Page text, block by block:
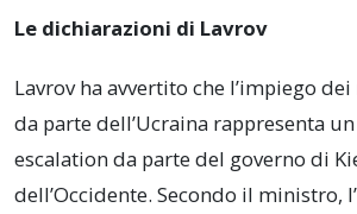
Le dichiarazioni di Lavrov
Lavrov ha avvertito che l’impiego
da parte dell’Ucraina rappresenta
escalation da parte del governo di
dell’Occidente. Secondo il ministro,